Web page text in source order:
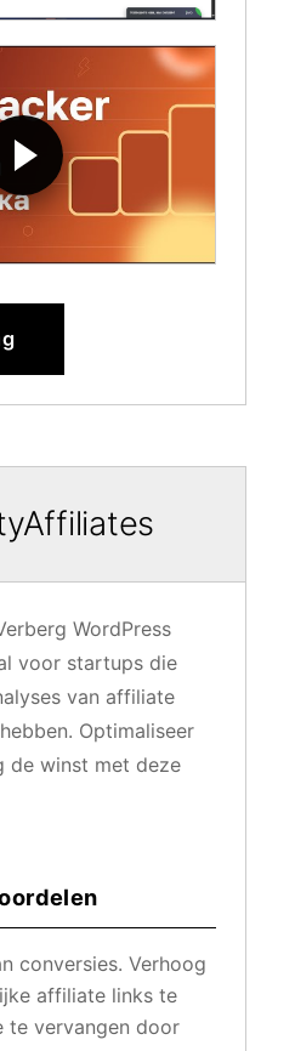
WordPress
voor startups die
van affiliate
Optimaliseer
de winst met deze
conversies. Verhoog
affiliate links te
te vervangen door